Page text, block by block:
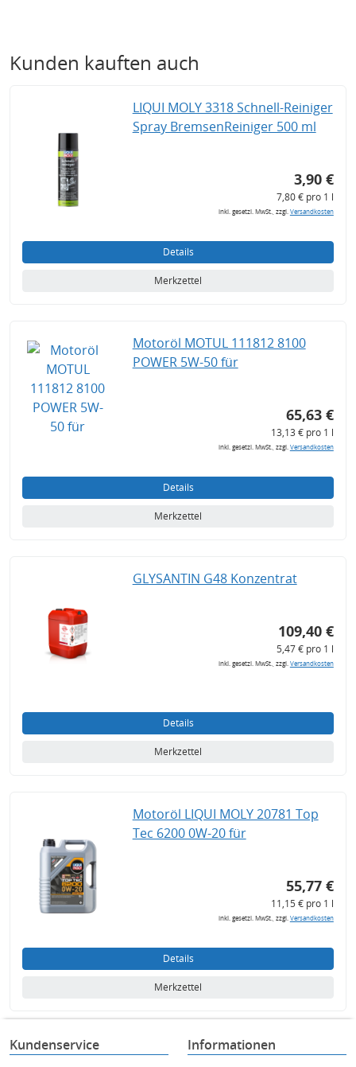
Kunden kauften auch
LIQUI MOLY 3318 Schnell-Reiniger
Spray BremsenReiniger 500 ml
3,90 €
7,80 € pro 1 l
inkl. gesetzl. MwSt., zzgl.Versandkosten
Details
Merkzettel
Motoröl MOTUL 111812 8100
POWER 5W-50 für
65,63 €
13,13 € pro 1 l
inkl. gesetzl. MwSt., zzgl.Versandkosten
Details
Merkzettel
GLYSANTIN G48 Konzentrat
109,40 €
5,47 € pro 1 l
inkl. gesetzl. MwSt., zzgl.Versandkosten
Details
Merkzettel
Motoröl LIQUI MOLY 20781 Top
Tec 6200 0W-20 für
55,77 €
11,15 € pro 1 l
inkl. gesetzl. MwSt., zzgl.Versandkosten
Details
Merkzettel
Kundenservice Informationen